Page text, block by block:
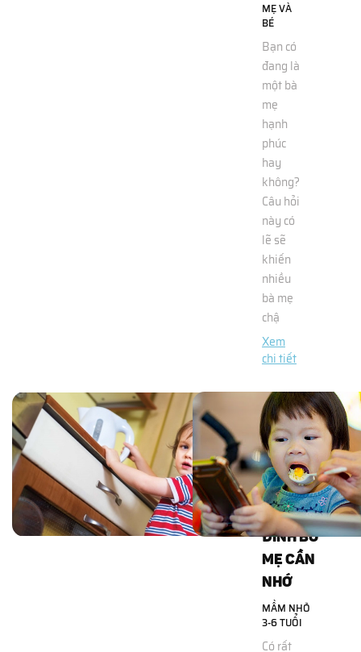
MẸ VÀ
BÉ
Bạn có
đang là
một bà
mẹ
hạnh
phúc
hay
không?
Câu hỏi
này có
lẽ sẽ
khiến
nhiều
bà mẹ
chậ
Xem
chi tiết
30
NGUYÊN
TẮC AN
TOÀN
TRONG
GIA
ĐÌNH BỐ
MẸ CẦN
NHỚ
MẦM NHỎ
3-6 TUỔI
Có rất